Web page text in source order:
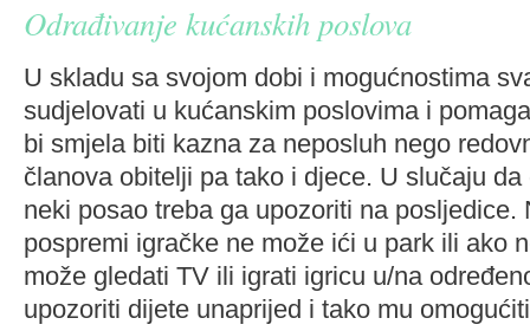
Odrađivanje kućanskih poslova
U skladu sa svojom dobi i mogućnostima
sudjelovati u kućanskim poslovima i
bi smjela biti kazna za neposluh nego
članova obitelji pa tako i djece. U slučaju
neki posao treba ga upozoriti na posljedice.
pospremi igračke ne može ići u park ili ako
može gledati TV ili igrati igricu u/na
upozoriti dijete unaprijed i tako mu